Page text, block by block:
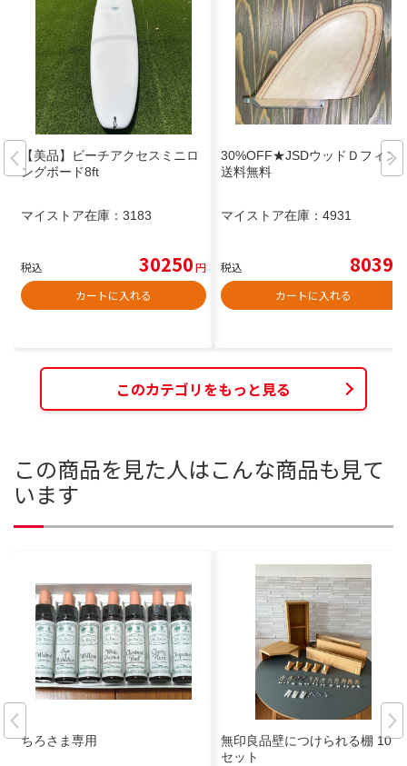
【美品】ビーチアクセスミニロ
ングボード8ft
マイストア在庫： 3183
税込 30250円
カートに入れる
30%OFF★JSDウッドＤフィン
送料無料
マイストア在庫： 4931
税込 8039
カートに入れる
このカテゴリをもっと見る
この商品を見た人はこんな商品も見て
います
ちろさま専用
無印良品壁につけられる棚 10点
セット